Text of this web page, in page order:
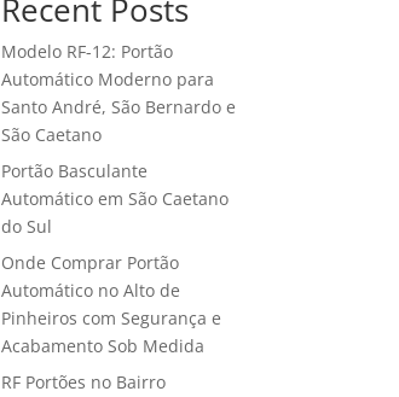
Recent Posts
Modelo RF-12: Portão
Automático Moderno para
Santo André, São Bernardo e
São Caetano
Portão Basculante
Automático em São Caetano
do Sul
Onde Comprar Portão
Automático no Alto de
Pinheiros com Segurança e
Acabamento Sob Medida
RF Portões no Bairro